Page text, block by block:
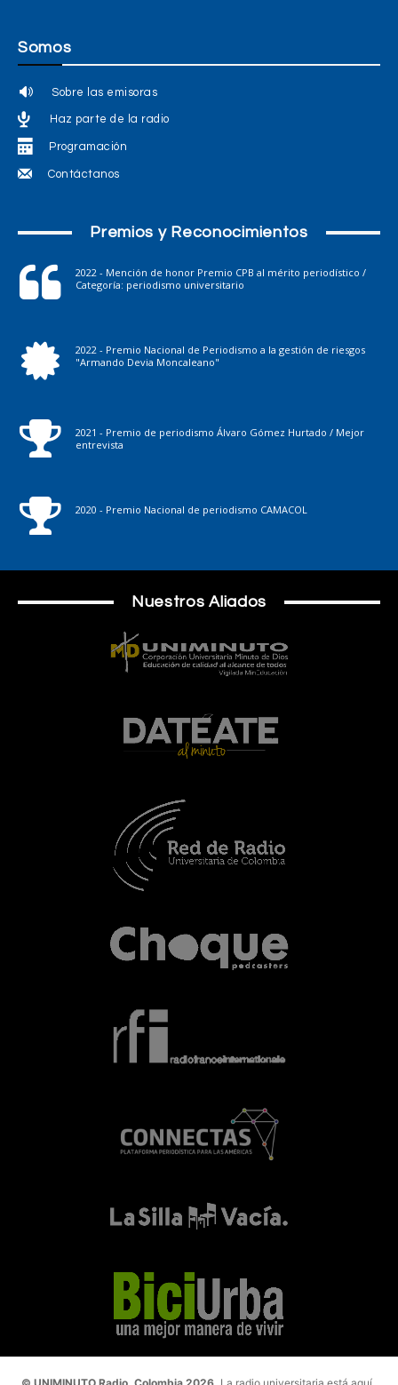
Somos
Sobre las emisoras
Haz parte de la radio
Programación
Contáctanos
Premios y Reconocimientos
2022 - Mención de honor Premio CPB al mérito periodístico /
Categoría: periodismo universitario
2022 - Premio Nacional de Periodismo a la gestión de riesgos
"Armando Devia Moncaleano"
2021 - Premio de periodismo Álvaro Gómez Hurtado / Mejor
entrevista
2020 - Premio Nacional de periodismo CAMACOL
Nuestros Aliados